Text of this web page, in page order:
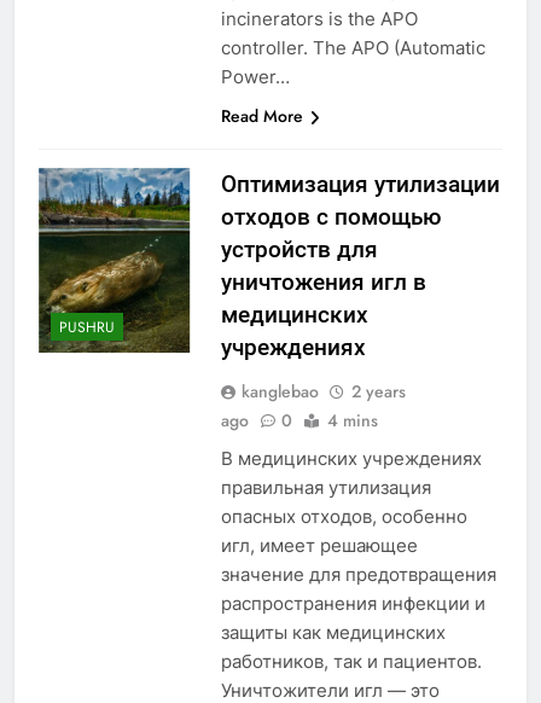
incinerators is the APO
controller. The APO (Automatic
Power…
Read More
PUSHRU
Оптимизация утилизации
отходов с помощью
устройств для
уничтожения игл в
медицинских
учреждениях
kanglebao
2 years
ago
0 4 mins
В медицинских учреждениях
правильная утилизация
опасных отходов, особенно
игл, имеет решающее
значение для предотвращения
распространения инфекции и
защиты как медицинских
работников, так и пациентов.
Уничтожители игл — это